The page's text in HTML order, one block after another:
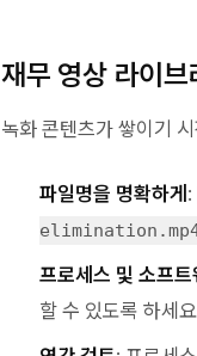
재무 영상 라이브
녹화 콘텐츠가 쌓이기
파일명을 명확하게 :
프로세스 및 소프
할 수 있도록 하세